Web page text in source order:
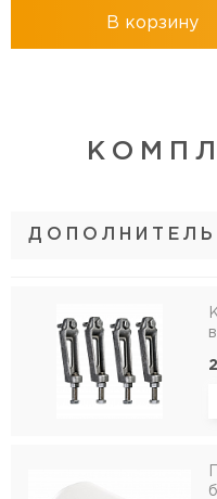
В корзину